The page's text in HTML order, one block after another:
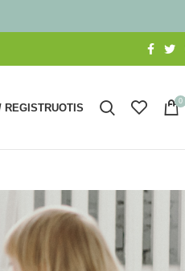
REGISTRUOTIS
0